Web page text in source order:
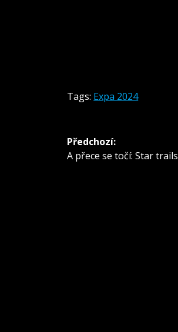
Tags: Expa 2024
Navigace
pro
Předchozí:
Předchozí
A přece se točí: Star trails